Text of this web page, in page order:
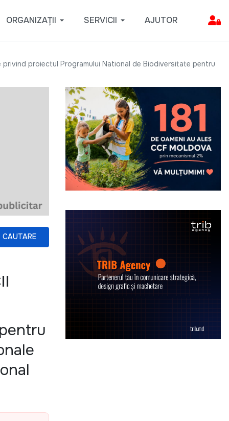
ORGANIZAȚII SERVICII AJUTOR
proiectul Programului National de Biodiversitate pentru
CAUTARE